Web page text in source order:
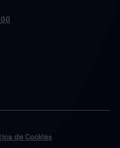
de Cookies